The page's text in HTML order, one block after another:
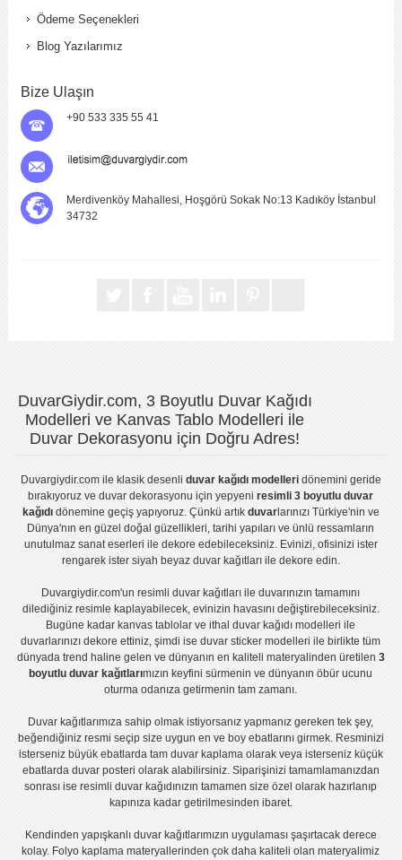
Ödeme Seçenekleri
Blog Yazılarımız
Bize Ulaşın
+90 533 335 55 41
Merdivenköy Mahallesi, Hoşgörü Sokak No:13 Kadıköy İstanbul
34732
DuvarGiydir.com, 3 Boyutlu Duvar Kağıdı
Modelleri ve Kanvas Tablo Modelleri ile
Duvar Dekorasyonu için Doğru Adres!
Duvargiydir.comile klasik desenli duvar kağıdı modelleridönemini geride
bırakıyoruz veduvar dekorasyonu için yepyeniresimli 3 boyutlu duvar
kağıdıdönemine geçiş yapıyoruz. Çünkü artık duvarlarınızı Türkiye'nin ve
Dünya'nın en güzel doğal güzellikleri, tarihi yapıları ve ünlü ressamların
unutulmaz sanat eserleri ile dekore edebileceksiniz. Evinizi, ofisinizi ister
rengarek ister siyah beyaz duvar kağıtlarıile dekore edin.
Duvargiydir.com'unresimli duvar kağıtları ile duvarınızın tamamını
dilediğiniz resimle kaplayabilecek, evinizin havasını değiştirebileceksiniz.
Bugüne kadar kanvas tablo lar veithal duvar kağıdı modelleri ile
duvarlarınızı dekore ettiniz, şimdi iseduvar sticker modelleri ile birlikte tüm
dünyada trend haline gelen ve dünyanın en kaliteli materyalinden üretilen 3
boyutlu duvar kağıtlarımızın keyfini sürmenin ve dünyanın öbür ucunu
oturma odanıza getirmenin tam zamanı.
Duvar kağıtlarımıza sahip olmak istiyorsanız yapmanız gereken tek şey,
beğendiğiniz resmi seçip size uygun en ve boy ebatlarını girmek. Resminizi
isterseniz büyük ebatlarda tam duvar kaplamaolarak veya isterseniz küçük
ebatlarda duvar posteri olarak alabilirsiniz. Siparişinizi tamamlamanızdan
sonrası iseresimli duvar kağıdınızın tamamen size özel olarak hazırlanıp
kapınıza kadar getirilmesinden ibaret.
Kendinden yapışkanlı duvar kağıtlarımızın uygulamasışaşırtacak derece
kolay. Folyo kaplama materyallerinden çok daha kaliteli olanmateryalimiz